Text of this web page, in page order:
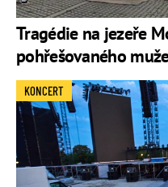
Tragédie na jezeře
pohřešovaného
KONCERT